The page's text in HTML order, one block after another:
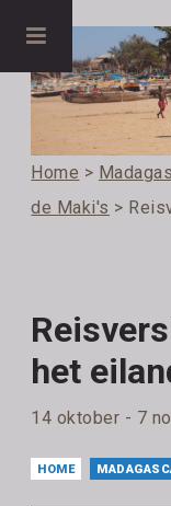
Home >
de Maki's >
het
14 oktober - 7
HOME